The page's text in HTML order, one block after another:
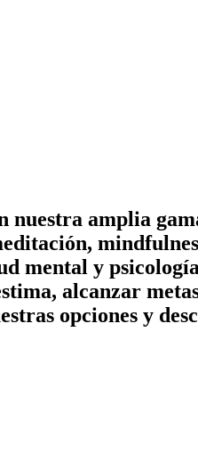
amplia
mental y
alcanzar
opciones y